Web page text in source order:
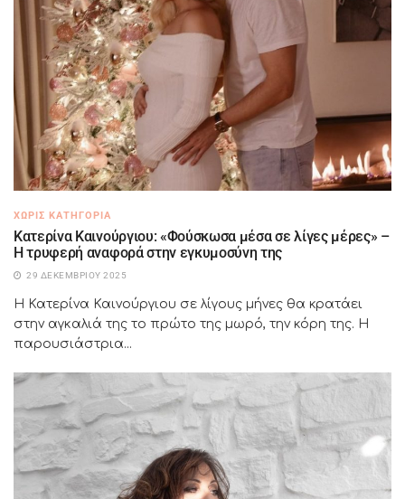
ΧΩΡΊΣ ΚΑΤΗΓΟΡΊΑ
Κατερίνα Καινούργιου: «Φούσκωσα μέσα σε λίγες μέρες» –
Η τρυφερή αναφορά στην εγκυμοσύνη της
29 ΔΕΚΕΜΒΡΊΟΥ 2025
Η Κατερίνα Καινούργιου σε λίγους μήνες θα κρατάει
στην αγκαλιά της το πρώτο της μωρό, την κόρη της. Η
παρουσιάστρια...